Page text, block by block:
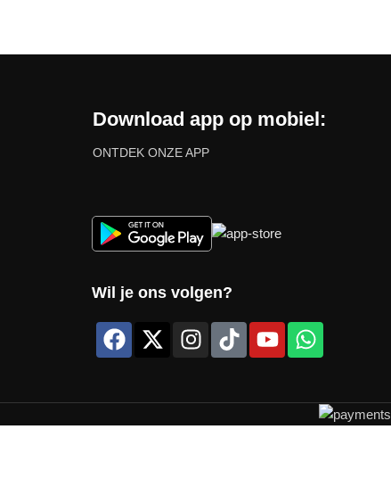
Download app op mobiel:
ONTDEK ONZE APP
Wil je ons volgen?